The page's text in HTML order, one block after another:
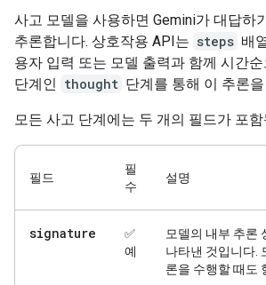
사고 모델을 사용하면 Gemini가 대답하
추론합니다. 상호작용 API는 steps 배
용자 입력 또는 모델 출력과 함께 시간
단계인 thought 단계를 통해 이 추론
모든 사고 단계에는 두 개의 필드가 포함
필드
필
수
설명
signature
✅
예
모델의 내부 추론
나타낸 것입니다.
론을 수행할 때도